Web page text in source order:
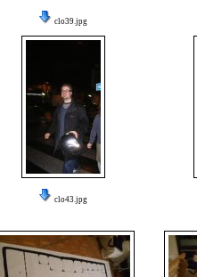
clo39.jpg
clo43.jpg